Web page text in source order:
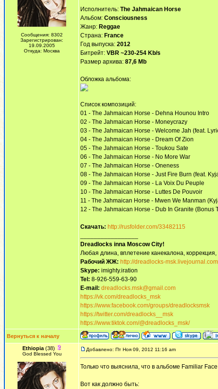
Сообщения: 8302
Зарегистрирован:
19.09.2005
Откуда: Москва
Исполнитель: The Jahmaican Horse
Альбом: Consciousness
Жанр: Reggae
Страна: France
Год выпуска: 2012
Битрейт: VBR ~230-254 Kb/s
Размер архива: 87,6 Mb
Обложка альбома:
Список композиций:
01 - The Jahmaican Horse - Dehna Hounou Intro
02 - The Jahmaican Horse - Moneycrazy
03 - The Jahmaican Horse - Welcome Jah (feat.
04 - The Jahmaican Horse - Dream Of Zion
05 - The Jahmaican Horse - Toukou Sate
06 - The Jahmaican Horse - No More War
07 - The Jahmaican Horse - Oneness
08 - The Jahmaican Horse - Just Fire Burn (feat.
09 - The Jahmaican Horse - La Voix Du Peuple
10 - The Jahmaican Horse - Luttes De Pouvoir
11 - The Jahmaican Horse - Mwen We Manman
12 - The Jahmaican Horse - Dub In Granite (Bonus
Скачать: http://rusfolder.com/33482115
Dreadlocks inna Moscow Сity!
Любая длина, вплетение канекалона,
Рабочий ЖЖ: http://dreadlocks-
Skype: imighty.iration
Tel: 8-926-559-63-90
E-mail: dreadlocks.msk@gmail.com
https://vk.com/dreadlocks_msk
https://www.facebook.com/groups/dreadlocksmsk
https://twitter.com/dreadlocks__msk
https://www.tiktok.com/@dreadlocks_msk/
Вернуться к началу
Ethiopia(38)
God Blessed You
Добавлено: Пт Ноя 09, 2012 11:16 am
Только что выяснила, что в альбоме Familiar
Вот как должно быть: